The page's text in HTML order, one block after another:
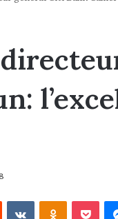
Reddit VKontakte